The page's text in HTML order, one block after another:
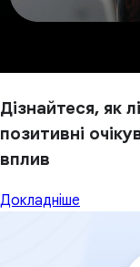
Дізнайтеся, як
позитивні
вплив
Докладніше